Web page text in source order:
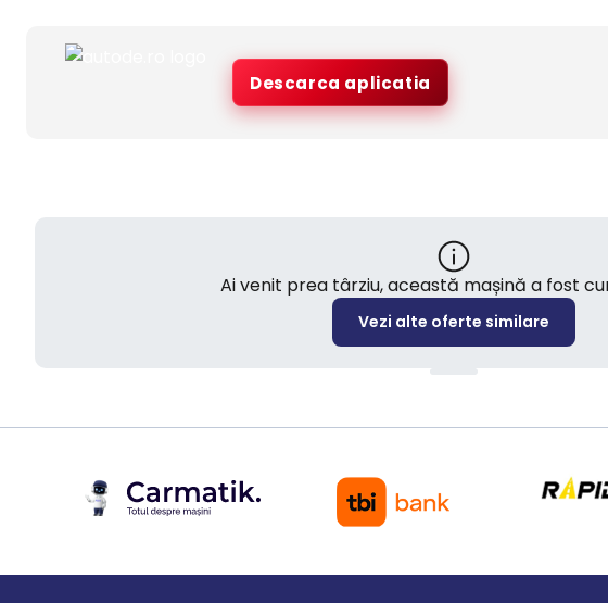
Descarca aplicatia
Ai venit prea târziu, această mașină a fost
Vezi alte oferte similare